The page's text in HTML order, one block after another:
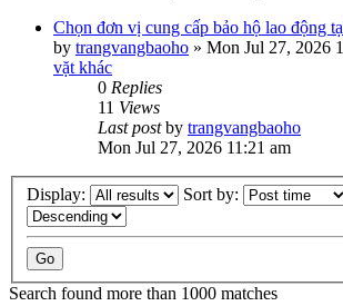
Chọn đơn vị cung cấp bảo hộ lao động
by trangvangbaoho » Mon Jul 27, 2026
vặt khác
0 Replies
11 Views
Last postby trangvangbaoho
Mon Jul 27, 2026 11:21 am
Display: Sort by:
Search found more than 1000 matches